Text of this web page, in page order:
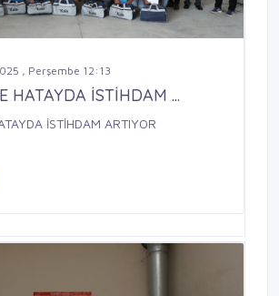
, Perşembe 12:13
HATAYDA İSTİHDAM ...
İSTİHDAM ARTIYOR